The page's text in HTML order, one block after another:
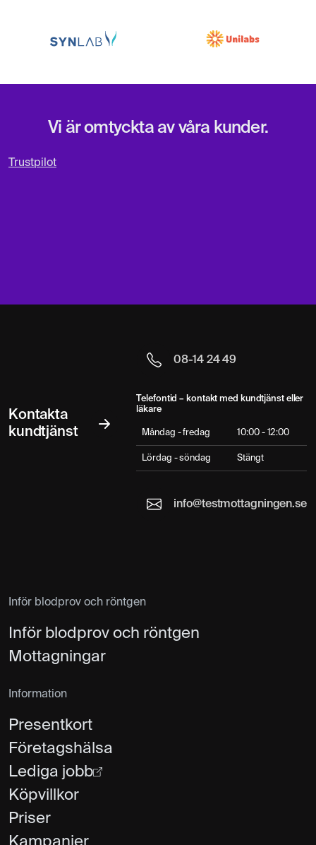
Vi är omtyckta av våra kunder.
Trustpilot
Kontakta
kundtjänst
08-14 24 49
Telefontid – kontakt med kundtjänst eller
läkare
Måndag - fredag 10:00 - 12:00
Lördag - söndag Stängt
info@testmottagningen.se
Inför blodprov och röntgen
Inför blodprov och röntgen
Mottagningar
Information
Presentkort
Företagshälsa
Lediga jobb
Köpvillkor
Priser
Kampanjer